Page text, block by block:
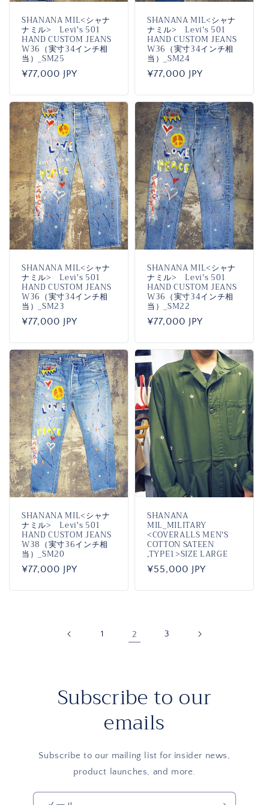
SHANANA MIL<シャナ
ナミル> Levi's 501
HAND CUSTOM JEANS
W36（実寸34インチ相
当）_SM25
通
価
格
¥77,000 JPY
SHANANA MIL<シャナ
ナミル> Levi's 501
HAND CUSTOM JEANS
W36（実寸34インチ相
当）_SM24
通
価
格
¥77,000 JPY
SHANANA MIL<シャナ
ナミル> Levi's 501
HAND CUSTOM JEANS
W36（実寸34インチ相
当）_SM23
通
価
格
¥77,000 JPY
SHANANA MIL<シャナ
ナミル> Levi's 501
HAND CUSTOM JEANS
W36（実寸34インチ相
当）_SM22
通
価
格
¥77,000 JPY
SHANANA MIL<シャナ
ナミル> Levi's 501
HAND CUSTOM JEANS
W38（実寸36インチ相
当）_SM20
通
¥77,000 JPY
SHANANA
MIL_MILITARY
<COVERALLS MEN'S
COTTON SATEEN
,TYPE1>SIZE LARGE
通
¥55,000 JPY
1 2 3
Subscribe to our
emails
Subscribe to our mailing list for insider news,
product launches, and more.